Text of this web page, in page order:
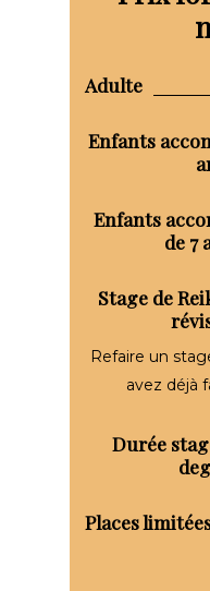
Adulte
Enfants
Enfants
de 7
Stage de
Refaire un
avez déjà
Durée
Places